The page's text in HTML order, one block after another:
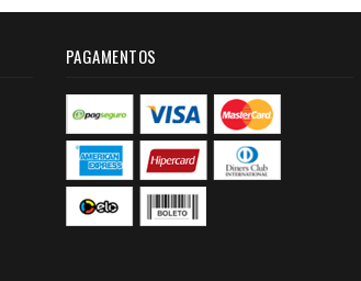
PAGAMENTOS